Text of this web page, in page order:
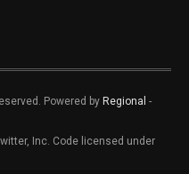
Powered by Regional -
Inc. Code licensed under